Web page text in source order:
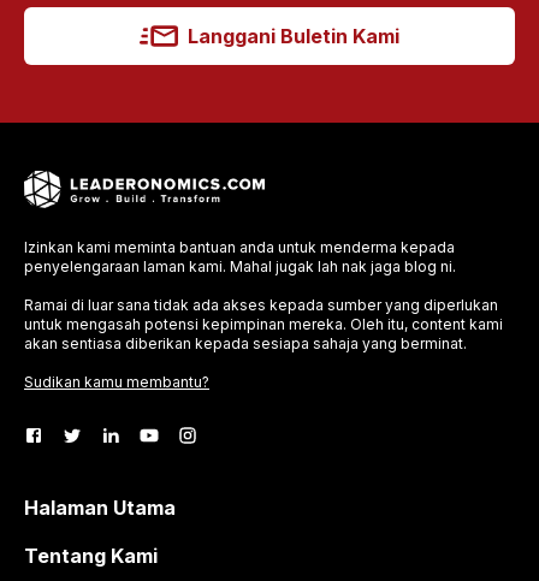
Langgani Buletin Kami
Izinkan kami meminta bantuan anda untuk menderma kepada
penyelengaraan laman kami. Mahal jugak lah nak jaga blog ni.
Ramai di luar sana tidak ada akses kepada sumber yang diperlukan
untuk mengasah potensi kepimpinan mereka. Oleh itu, content kami
akan sentiasa diberikan kepada sesiapa sahaja yang berminat.
Sudikan kamu membantu?
Halaman Utama
Tentang Kami